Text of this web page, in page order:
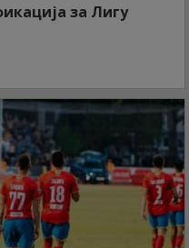
за Лигу